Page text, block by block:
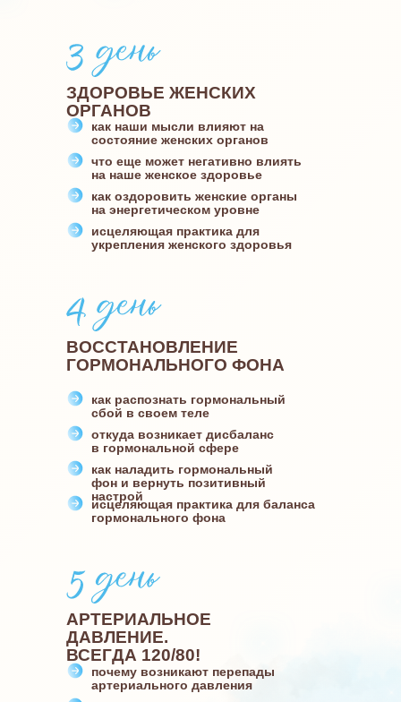
как наши мысли влияют на
состояние женских органов
что еще может негативно влиять
на наше женское здоровье
как оздоровить женские органы
на энергетическом уровне
исцеляющая практика для
укрепления женского здоровья
как распознать гормональный
сбой в своем теле
откуда возникает дисбаланс
в гормональной сфере
как наладить гормональный
фон и вернуть позитивный
настрой
исцеляющая практика для баланса
гормонального фона
почему возникают перепады
артериального давления
ЗДОРОВЬЕ ЖЕНСКИХ
ОРГАНОВ
ВОССТАНОВЛЕНИЕ
ГОРМОНАЛЬНОГО ФОНА
АРТЕРИАЛЬНОЕ
ДАВЛЕНИЕ.
ВСЕГДА 120/80!